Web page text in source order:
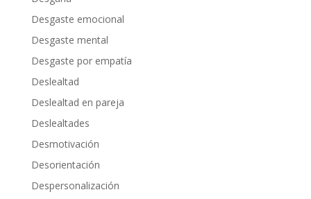
Desgaste emocional
Desgaste mental
Desgaste por empatía
Deslealtad
Deslealtad en pareja
Deslealtades
Desmotivación
Desorientación
Despersonalización